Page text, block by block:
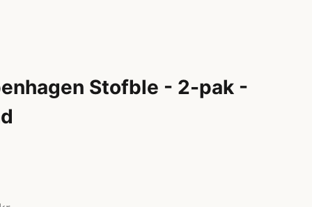
Stofble - 2-pak -